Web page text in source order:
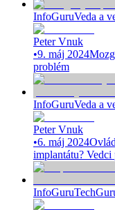
InfoGuruVeda a
Peter Vnuk
•9. máj 2024
problém
InfoGuruVeda a
Peter Vnuk
•6. máj 2024
implantátu?
InfoGuru